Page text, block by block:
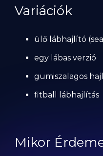
Variációk
ülő lábhajlító
egy lábas verzió
gumiszalagos
fitball lábhajlítás
Mikor